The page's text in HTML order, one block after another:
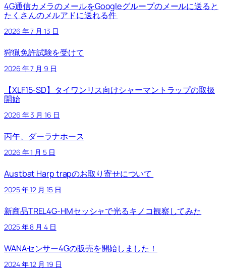
4G通信カメラのメールをGoogleグループのメールに送ると
たくさんのメルアドに送れる件
2026 年 7 月 13 日
狩猟免許試験を受けて
2026 年 7 月 9 日
【XLF15-SD】タイワンリス向けシャーマントラップの取扱
開始
2026 年 3 月 16 日
丙午、ダーラナホース
2026 年 1 月 5 日
Austbat Harp trapのお取り寄せについて
2025 年 12 月 15 日
新商品TREL4G-HMセッシャで光るキノコ観察してみた
2025 年 8 月 4 日
WANAセンサー4Gの販売を開始しました！
2024 年 12 月 19 日